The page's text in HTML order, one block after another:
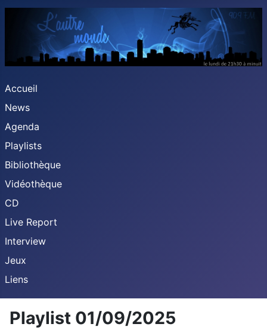
Accueil
News
Agenda
Playlists
Bibliothèque
Vidéothèque
CD
Live Report
Interview
Jeux
Liens
Playlist 01/09/2025